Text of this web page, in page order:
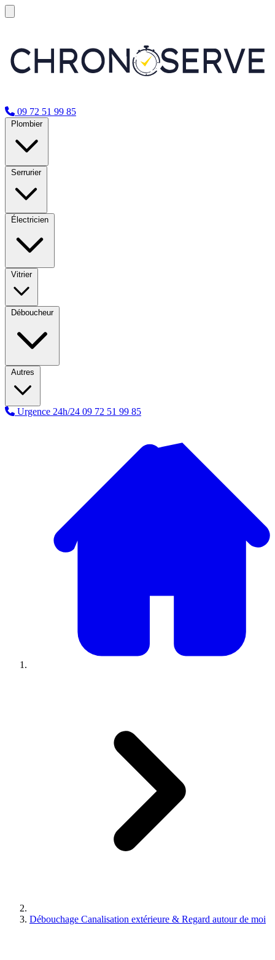
09 72 51 99 85
Plombier
Serrurier
Électricien
Vitrier
Déboucheur
Autres
Urgence 24h/24 09 72 51 99 85
Débouchage Canalisation extérieure & Regard autour de moi